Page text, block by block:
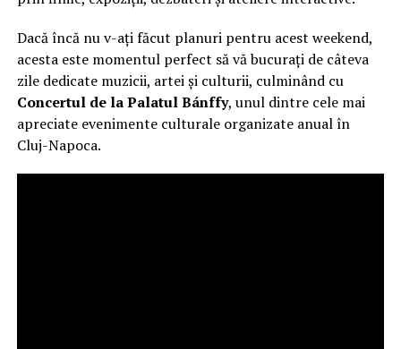
Dacă încă nu v-ați făcut planuri pentru acest weekend,
acesta este momentul perfect să vă bucurați de câteva
zile dedicate muzicii, artei și culturii, culminând cu
Concertul de la Palatul Bánffy, unul dintre cele mai
apreciate evenimente culturale organizate anual în
Cluj-Napoca.